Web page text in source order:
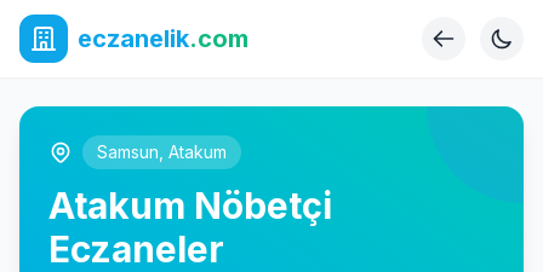
eczanelik.com
Samsun Atakum
Atakum Nöbetçi
Eczaneler